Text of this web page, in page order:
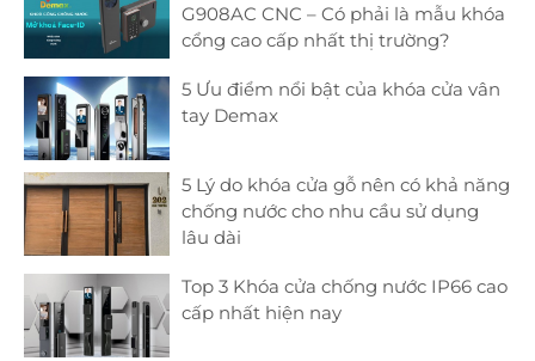
G908AC CNC – Có phải là mẫu khóa
cổng cao cấp nhất thị trường?
5 Ưu điểm nổi bật của khóa cửa vân
tay Demax
5 Lý do khóa cửa gỗ nên có khả năng
chống nước cho nhu cầu sử dụng
lâu dài
Top 3 Khóa cửa chống nước IP66 cao
cấp nhất hiện nay